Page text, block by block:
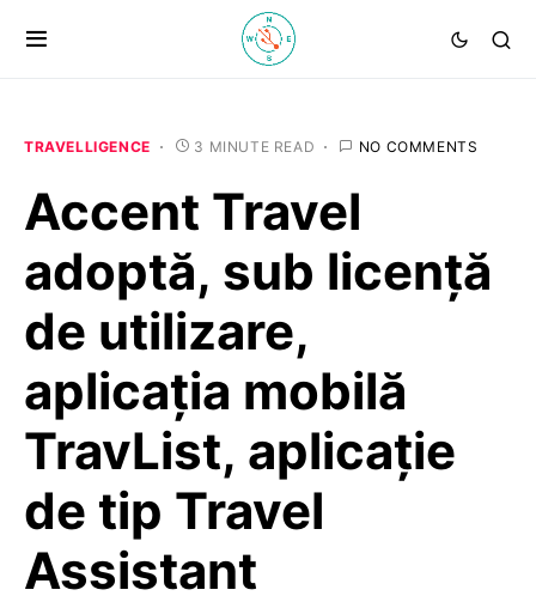
TRAVELLIGENCE 3 MINUTE READ NO COMMENTS
Accent Travel
adoptă, sub licență
de utilizare,
aplicația mobilă
TravList, aplicație
de tip Travel
Assistant